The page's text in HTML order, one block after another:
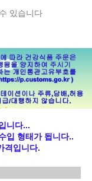
있습니다
니다...
입 형태가 됩니다..
격입니다.